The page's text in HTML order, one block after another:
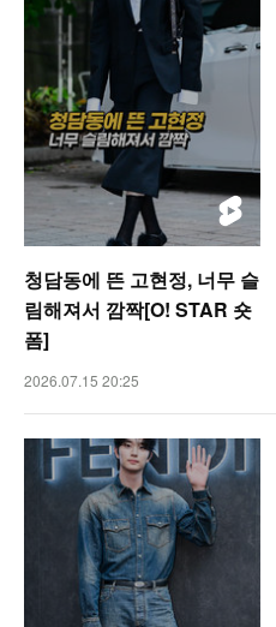
청담동에 뜬 고현정, 너무 슬
림해져서 깜짝[O! STAR 숏
폼]
2026.07.15 20:25